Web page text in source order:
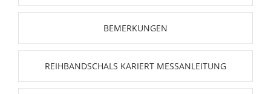
BEMERKUNGEN
REIHBANDSCHALS KARIERT MESSANLEITUNG